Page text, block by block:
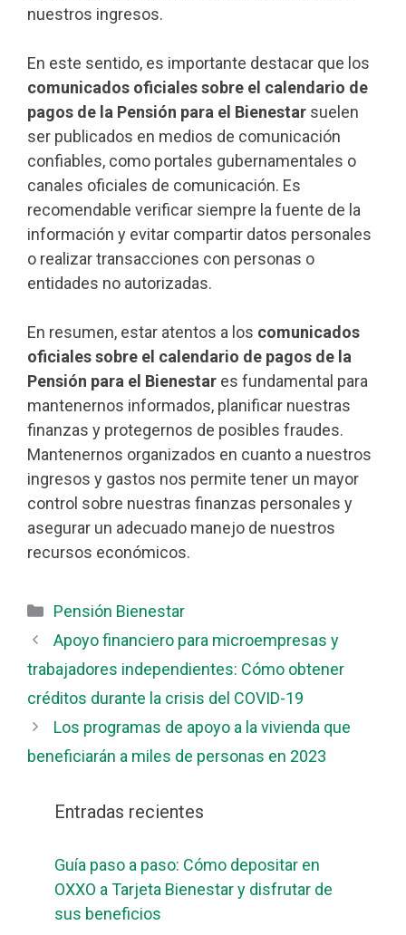
nuestros ingresos.
En este sentido, es importante destacar que los
comunicados oficiales sobre el calendario de
pagos de la Pensión para el Bienestar suelen
ser publicados en medios de comunicación
confiables, como portales gubernamentales o
canales oficiales de comunicación. Es
recomendable verificar siempre la fuente de la
información y evitar compartir datos personales
o realizar transacciones con personas o
entidades no autorizadas.
En resumen, estar atentos a los comunicados
oficiales sobre el calendario de pagos de la
Pensión para el Bienestar es fundamental para
mantenernos informados, planificar nuestras
finanzas y protegernos de posibles fraudes.
Mantenernos organizados en cuanto a nuestros
ingresos y gastos nos permite tener un mayor
control sobre nuestras finanzas personales y
asegurar un adecuado manejo de nuestros
recursos económicos.
Categorías
Pensión Bienestar
Apoyo financiero para microempresas y
trabajadores independientes: Cómo obtener
créditos durante la crisis del COVID-19
Los programas de apoyo a la vivienda que
beneficiarán a miles de personas en 2023
Entradas recientes
Guía paso a paso: Cómo depositar en
OXXO a Tarjeta Bienestar y disfrutar de
sus beneficios